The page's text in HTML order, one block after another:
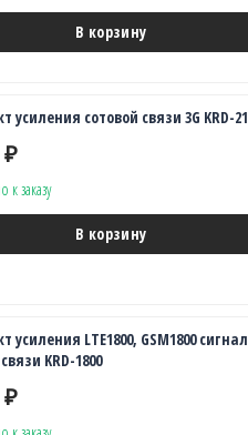
В корзину
усиления сотовой связи 3G KRD-
₽
к заказу
В корзину
усиления LTE1800, GSM1800
KRD-1800
₽